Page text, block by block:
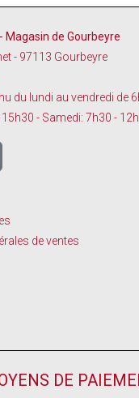
Magasin de Gourbeyre
- 97113 Gourbeyre
du lundi au vendredi de
- Samedi: 7h30 -
de ventes
DE